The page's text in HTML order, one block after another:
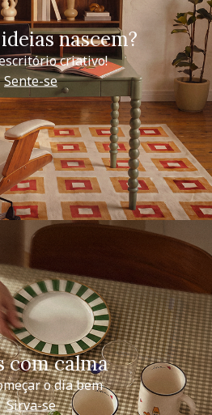
nascem?
criativo!
Sente-se
com calma
o dia bem
Sirva-se